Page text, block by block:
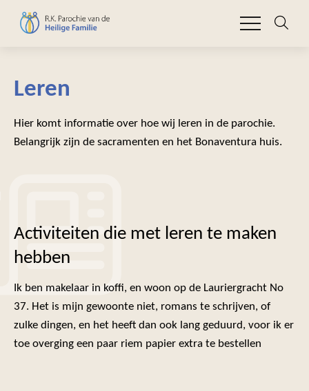
Leren
Hier komt informatie over hoe wij leren in de parochie.
Belangrijk zijn de sacramenten en het Bonaventura huis.
Activiteiten die met leren te maken
hebben
Ik ben makelaar in koffi, en woon op de Lauriergracht No
37. Het is mijn gewoonte niet, romans te schrijven, of
zulke dingen, en het heeft dan ook lang geduurd, voor ik er
toe overging een paar riem papier extra te bestellen